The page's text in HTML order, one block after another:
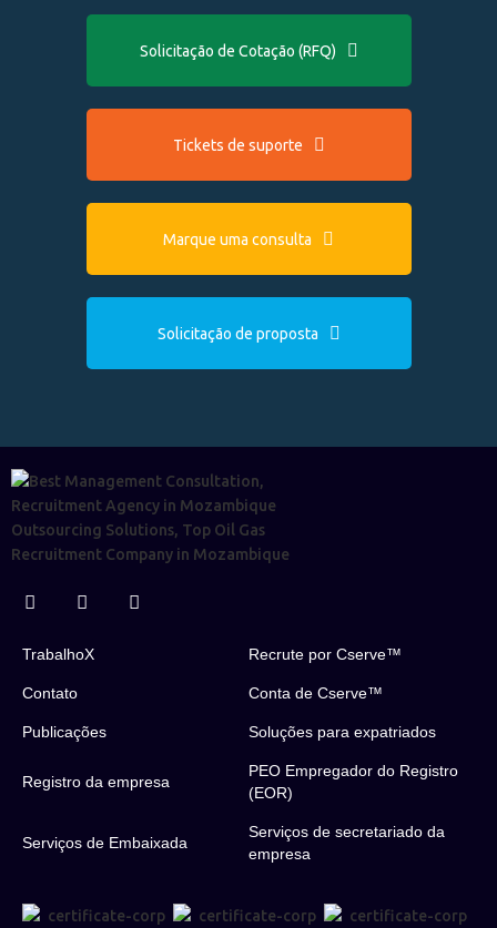
Solicitação de Cotação (RFQ)
Tickets de suporte
Marque uma consulta
Solicitação de proposta
TrabalhoX Recrute por Cserve™
Contato Conta de Cserve™
Publicações Soluções para expatriados
Registro da empresa
PEO Empregador do Registro
(EOR)
Serviços de Embaixada
Serviços de secretariado da
empresa